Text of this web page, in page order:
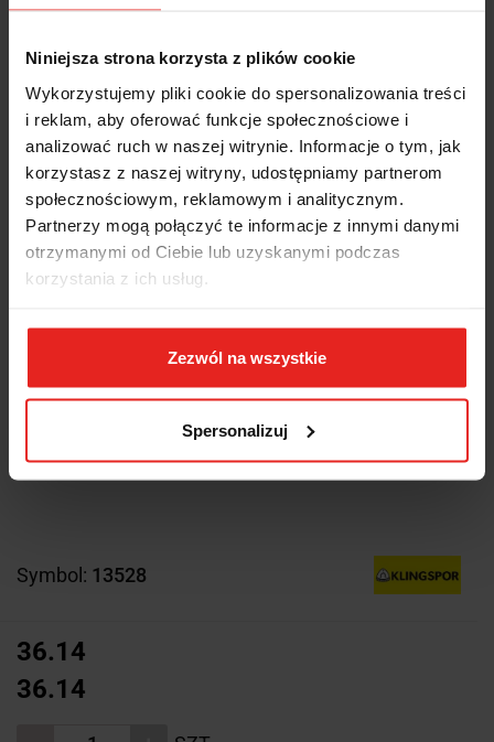
Niniejsza strona korzysta z plików cookie
Wykorzystujemy pliki cookie do spersonalizowania treści
i reklam, aby oferować funkcje społecznościowe i
analizować ruch w naszej witrynie. Informacje o tym, jak
korzystasz z naszej witryny, udostępniamy partnerom
społecznościowym, reklamowym i analitycznym.
Partnerzy mogą połączyć te informacje z innymi danymi
otrzymanymi od Ciebie lub uzyskanymi podczas
korzystania z ich usług.
Zezwól na wszystkie
Spersonalizuj
Symbol: 13528
36.14
36.14